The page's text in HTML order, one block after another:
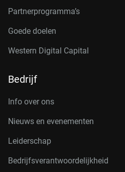
Partnerprogramma’s
Goede doelen
Western Digital Capital
Bedrijf
Info over ons
Nieuws en evenementen
Leiderschap
Bedrijfsverantwoordelijkheid